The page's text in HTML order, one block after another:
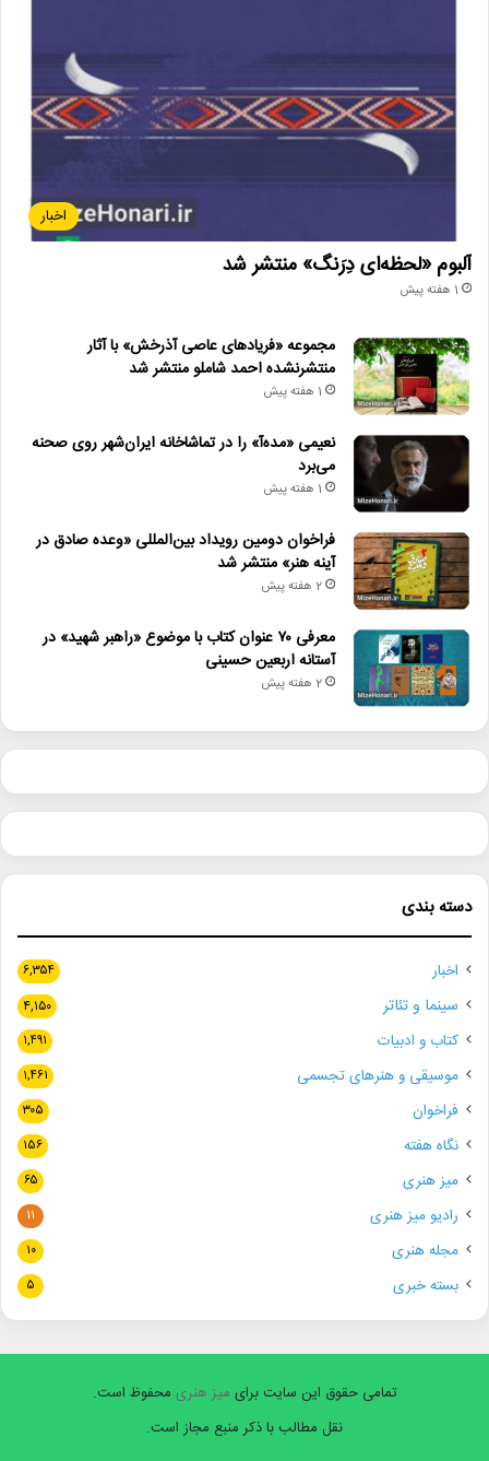
اخبار
آلبوم «لحظه‌ای دِرَنگ» منتشر شد
1 هفته پیش
مجموعه «فریادهای عاصی آذرخش» با آثار
منتشرنشده احمد شاملو منتشر شد
1 هفته پیش
نعیمی «مده‌آ» را در تماشاخانه ایران‌شهر روی صحنه
می‌برد
1 هفته پیش
فراخوان دومین رویداد بین‌المللی «وعده صادق در
آینه هنر» منتشر شد
2 هفته پیش
معرفی ۷۰ عنوان کتاب با موضوع «راهبر شهید» در
آستانه اربعین حسینی
2 هفته پیش
دسته بندی
اخبار ۶,۳۵۴
سینما و تئاتر ۴,۱۵۰
کتاب و ادبیات ۱,۴۹۱
موسیقی و هنرهای تجسمی ۱,۴۶۱
فراخوان ۳۰۵
نگاه هفته ۱۵۶
میز هنری ۶۵
رادیو میز هنری ۱۱
مجله هنری ۱۰
بسته خبری ۵
تمامی حقوق این سایت برای میز هنری محفوظ است.
نقل مطالب با ذکر منبع مجاز است.